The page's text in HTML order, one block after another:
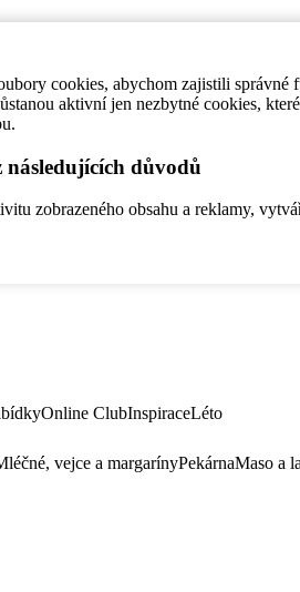
cookies, abychom zajistili
aktivní jen nezbytné cookies,
důvodů
zobrazeného obsahu a reklamy,
Online ClubInspiraceLéto
vejce a margarínyPekárnaMaso a